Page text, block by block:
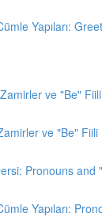
Yapıları:
ve "Be"
ve "Be" Fiili
Pronouns and
Yapıları: